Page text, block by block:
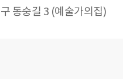
동숭길 3 (예술가의집)